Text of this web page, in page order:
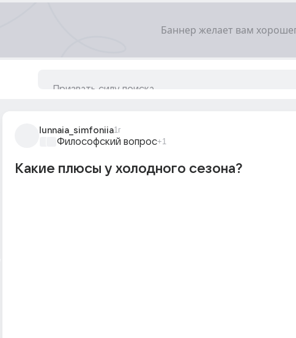
lunnaia_simfoniia1г
Философский вопрос+1
Какие плюсы у холодного сезона?